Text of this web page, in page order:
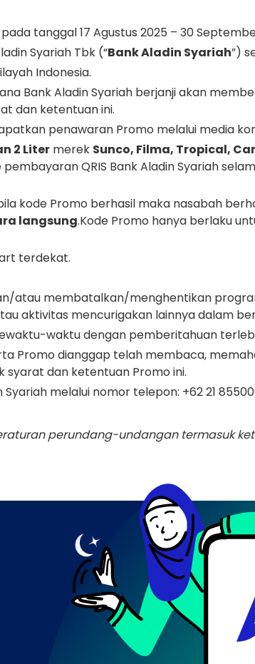
tanggal 17 Agustus 2025 – 30
Syariah Tbk (“Bank Aladin Syariah”)
Indonesia.
Bank Aladin Syariah berjanji akan
dan ketentuan ini.
penawaran Promo melalui media
2 Liter merek Sunco, Filma, Tropical,
QRIS Bank Aladin Syariah
kode Promo berhasil maka nasabah
langsung.Kode Promo hanya berlaku
terdekat.
atau membatalkan/menghentikan
aktivitas mencurigakan lainnya dalam
waktu dengan pemberitahuan
Promo dianggap telah membaca,
dan ketentuan Promo ini.
Syariah melalui nomor telepon: +62 21
perundang-undangan termasuk